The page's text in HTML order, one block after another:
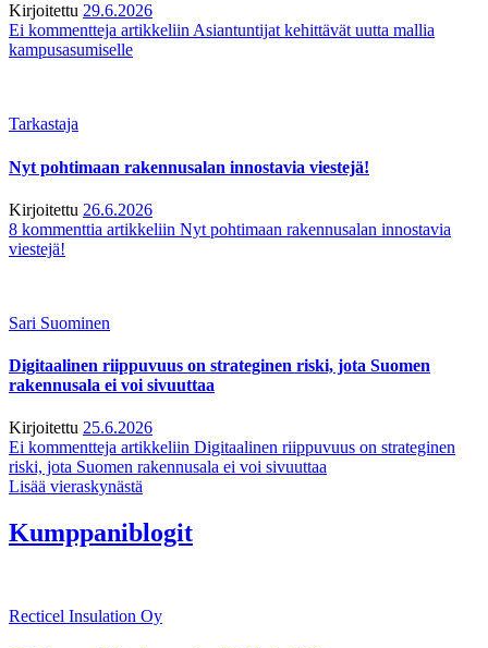
Kirjoitettu 29.6.2026
Ei kommentteja artikkeliin Asiantuntijat kehittävät uutta mallia
kampusasumiselle
Tarkastaja
Nyt pohtimaan rakennusalan innostavia viestejä!
Kirjoitettu 26.6.2026
8 kommenttia artikkeliin Nyt pohtimaan rakennusalan innostavia
viestejä!
Sari Suominen
Digitaalinen riippuvuus on strateginen riski, jota Suomen
rakennusala ei voi sivuuttaa
Kirjoitettu 25.6.2026
Ei kommentteja artikkeliin Digitaalinen riippuvuus on strateginen
riski, jota Suomen rakennusala ei voi sivuuttaa
Lisää vieraskynästä
Kumppaniblogit
Recticel Insulation Oy